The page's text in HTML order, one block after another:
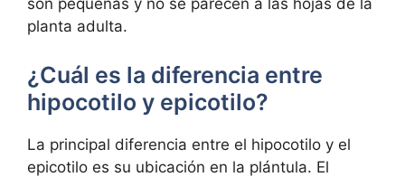
son pequeñas y no se parecen a las hojas de la
planta adulta.
¿Cuál es la diferencia entre
hipocotilo y epicotilo?
La principal diferencia entre el hipocotilo y el
epicotilo es su ubicación en la plántula. El